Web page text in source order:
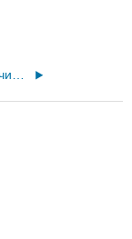
Диференціальне числення CLP-1 (Feldman, Rechnitzer та Yeager)